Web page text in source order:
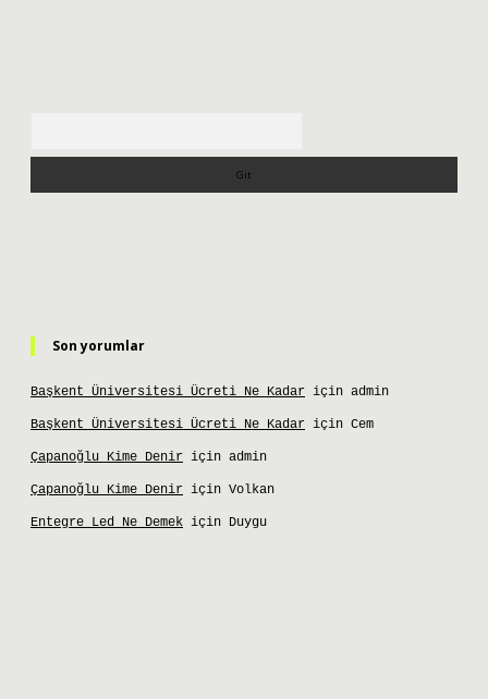
Son yorumlar
Başkent Üniversitesi Ücreti Ne Kadar için admin
Başkent Üniversitesi Ücreti Ne Kadar için Cem
Çapanoğlu Kime Denir için admin
Çapanoğlu Kime Denir için Volkan
Entegre Led Ne Demek için Duygu